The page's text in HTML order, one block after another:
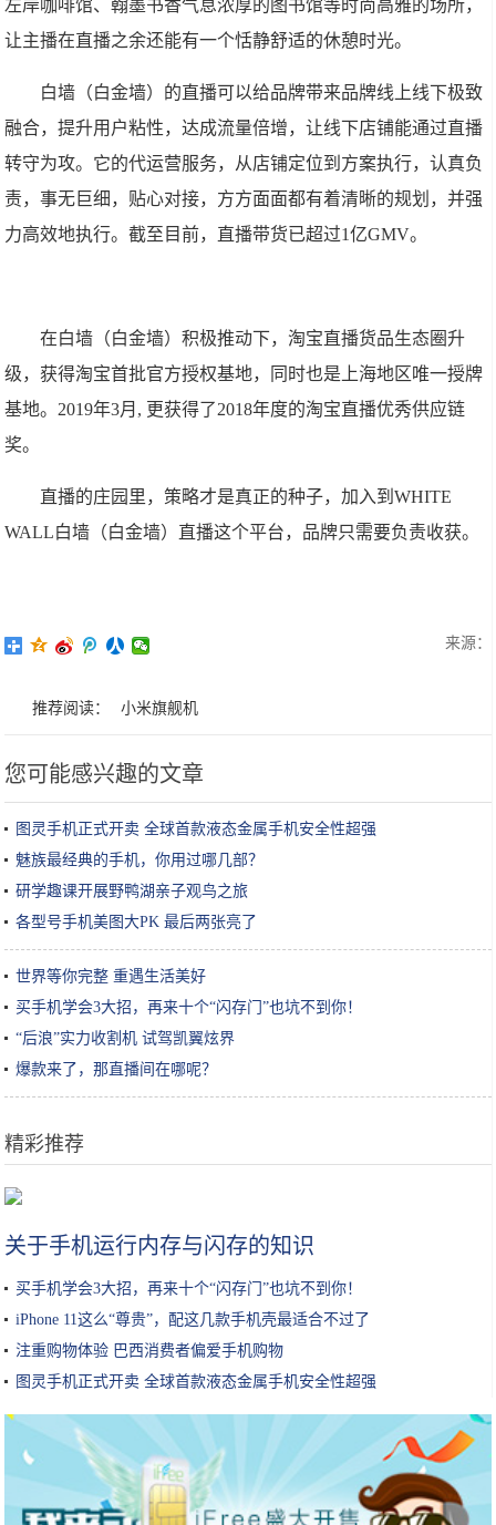
左岸咖啡馆、翰墨书香气息浓厚的图书馆等时尚高雅的场所，
让主播在直播之余还能有一个恬静舒适的休憩时光。
白墙（白金墙）的直播可以给品牌带来品牌线上线下极致
融合，提升用户粘性，达成流量倍增，让线下店铺能通过直播
转守为攻。它的代运营服务，从店铺定位到方案执行，认真负
责，事无巨细，贴心对接，方方面面都有着清晰的规划，并强
力高效地执行。截至目前，直播带货已超过1亿GMV。
在白墙（白金墙）积极推动下，淘宝直播货品生态圈升
级，获得淘宝首批官方授权基地，同时也是上海地区唯一授牌
基地。2019年3月, 更获得了2018年度的淘宝直播优秀供应链
奖。
直播的庄园里，策略才是真正的种子，加入到WHITE
WALL白墙（白金墙）直播这个平台，品牌只需要负责收获。
来源：
推荐阅读： 小米旗舰机
您可能感兴趣的文章
图灵手机正式开卖 全球首款液态金属手机安全性超强
魅族最经典的手机，你用过哪几部？
研学趣课开展野鸭湖亲子观鸟之旅
各型号手机美图大PK 最后两张亮了
世界等你完整 重遇生活美好
买手机学会3大招，再来十个“闪存门”也坑不到你！
“后浪”实力收割机 试驾凯翼炫界
爆款来了，那直播间在哪呢？
精彩推荐
关于手机运行内存与闪存的知识
买手机学会3大招，再来十个“闪存门”也坑不到你！
iPhone 11这么“尊贵”，配这几款手机壳最适合不过了
注重购物体验 巴西消费者偏爱手机购物
图灵手机正式开卖 全球首款液态金属手机安全性超强